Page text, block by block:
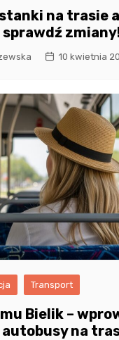
na trasie
sprawdź
10 kwietnia
Transport
Bielik –
na